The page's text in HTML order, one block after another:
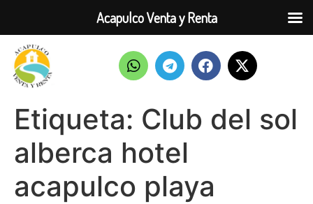
Etiqueta: Club del sol
alberca hotel
acapulco playa
Acapulco Venta y Renta